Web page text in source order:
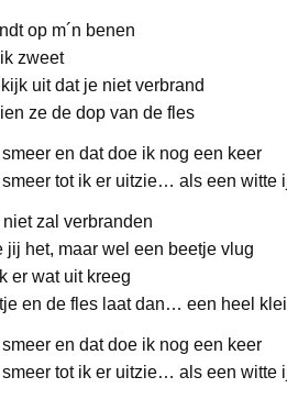
op m´n benen
zweet
uit dat je niet verbrand
ze de dop van de fles
en dat doe ik nog een keer
smeer tot ik er uitzie… als een witte
niet zal verbranden
jij het, maar wel een beetje vlug
er wat uit kreeg
en de fles laat dan… een heel
en dat doe ik nog een keer
smeer tot ik er uitzie… als een witte